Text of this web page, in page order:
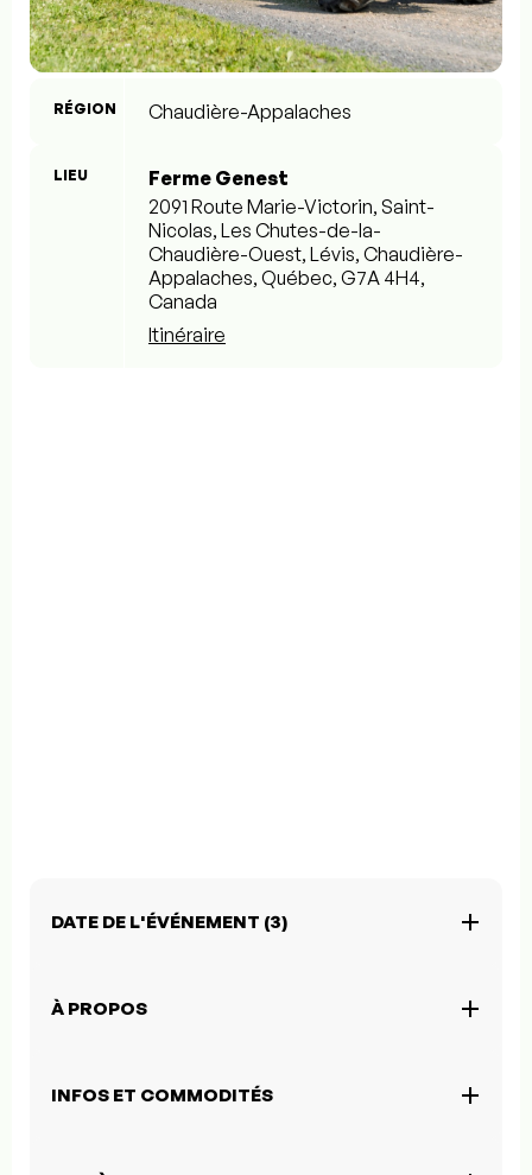
RÉGION Chaudière-Appalaches
LIEU
Ferme Genest
2091 Route Marie-Victorin, Saint-
Nicolas, Les Chutes-de-la-
Chaudière-Ouest, Lévis, Chaudière-
Appalaches, Québec, G7A 4H4,
Canada
Itinéraire
DATE DE L'ÉVÉNEMENT (3)
À PROPOS
INFOS ET COMMODITÉS